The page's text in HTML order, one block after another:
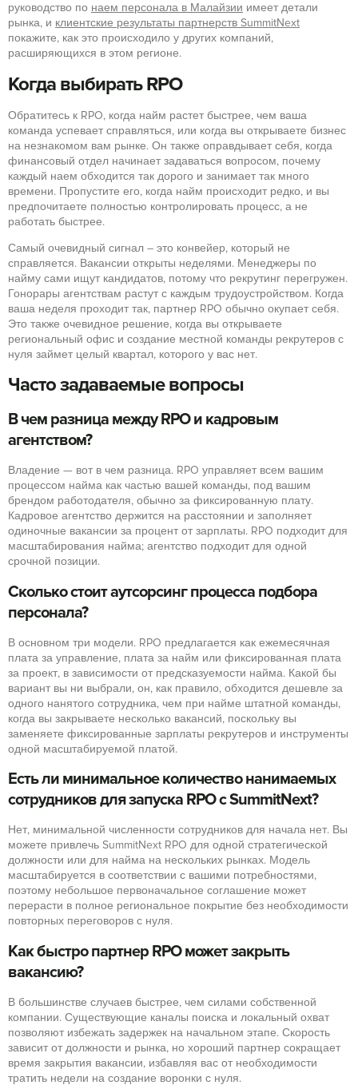
руководство по наем персонала в Малайзии имеет детали
рынка, и клиентские результаты партнерств SummitNext
покажите, как это происходило у других компаний,
расширяющихся в этом регионе.
Когда выбирать RPO
Обратитесь к RPO, когда найм растет быстрее, чем ваша
команда успевает справляться, или когда вы открываете бизнес
на незнакомом вам рынке. Он также оправдывает себя, когда
финансовый отдел начинает задаваться вопросом, почему
каждый наем обходится так дорого и занимает так много
времени. Пропустите его, когда найм происходит редко, и вы
предпочитаете полностью контролировать процесс, а не
работать быстрее.
Самый очевидный сигнал – это конвейер, который не
справляется. Вакансии открыты неделями. Менеджеры по
найму сами ищут кандидатов, потому что рекрутинг перегружен.
Гонорары агентствам растут с каждым трудоустройством. Когда
ваша неделя проходит так, партнер RPO обычно окупает себя.
Это также очевидное решение, когда вы открываете
региональный офис и создание местной команды рекрутеров с
нуля займет целый квартал, которого у вас нет.
Часто задаваемые вопросы
В чем разница между RPO и кадровым
агентством?
Владение — вот в чем разница. RPO управляет всем вашим
процессом найма как частью вашей команды, под вашим
брендом работодателя, обычно за фиксированную плату.
Кадровое агентство держится на расстоянии и заполняет
одиночные вакансии за процент от зарплаты. RPO подходит для
масштабирования найма; агентство подходит для одной
срочной позиции.
Сколько стоит аутсорсинг процесса подбора
персонала?
В основном три модели. RPO предлагается как ежемесячная
плата за управление, плата за найм или фиксированная плата
за проект, в зависимости от предсказуемости найма. Какой бы
вариант вы ни выбрали, он, как правило, обходится дешевле за
одного нанятого сотрудника, чем при найме штатной команды,
когда вы закрываете несколько вакансий, поскольку вы
заменяете фиксированные зарплаты рекрутеров и инструменты
одной масштабируемой платой.
Есть ли минимальное количество нанимаемых
сотрудников для запуска RPO с SummitNext?
Нет, минимальной численности сотрудников для начала нет. Вы
можете привлечь SummitNext RPO для одной стратегической
должности или для найма на нескольких рынках. Модель
масштабируется в соответствии с вашими потребностями,
поэтому небольшое первоначальное соглашение может
перерасти в полное региональное покрытие без необходимости
повторных переговоров с нуля.
Как быстро партнер RPO может закрыть
вакансию?
В большинстве случаев быстрее, чем силами собственной
компании. Существующие каналы поиска и локальный охват
позволяют избежать задержек на начальном этапе. Скорость
зависит от должности и рынка, но хороший партнер сокращает
время закрытия вакансии, избавляя вас от необходимости
тратить недели на создание воронки с нуля.